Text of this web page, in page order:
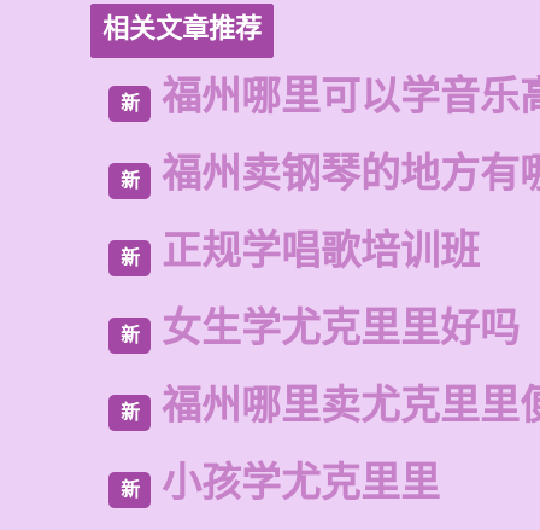
相关文章推荐
新 福州哪里可以学音乐
新 福州卖钢琴的地方有
新 正规学唱歌培训班
新 女生学尤克里里好吗
新 福州哪里卖尤克里里
新 小孩学尤克里里